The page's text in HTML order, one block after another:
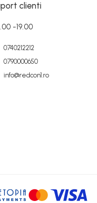
clienti
-19.00
0740212212
0790000650
info@redcon1.ro